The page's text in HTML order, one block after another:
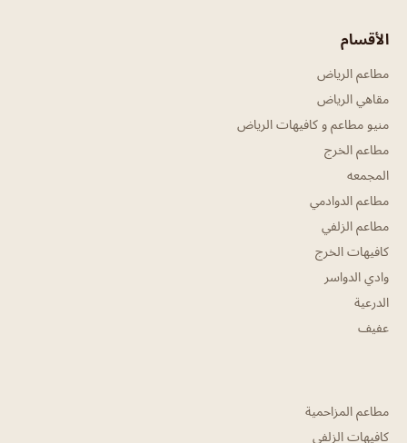
الأقسام
مطاعم الرياض
مقاهي الرياض
منيو مطاعم و كافيهات الرياض
مطاعم الخرج
المجمعه
مطاعم الدوادمي
مطاعم الزلفي
كافيهات الخرج
وادي الدواسر
الدرعية
عفيف
مطاعم المزاحمية
كافيهات الزلفي